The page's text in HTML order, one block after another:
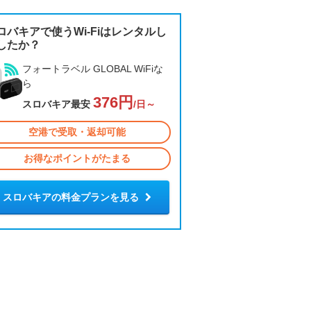
バキアで使うWi-Fiはレンタルし
たか？
フォートラベル GLOBAL WiFiな
ら
スロバキア最安 376円 /日～
空港で受取・返却可能
お得なポイントがたまる
スロバキアの料金プランを見る